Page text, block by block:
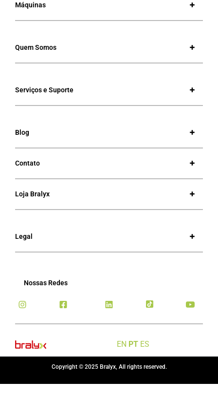
Máquinas
Quem Somos
Serviços e Suporte
Blog
Contato
Loja Bralyx
Legal
Nossas Redes
EN PT ES
Copyright © 2025 Bralyx, All rights reserved.